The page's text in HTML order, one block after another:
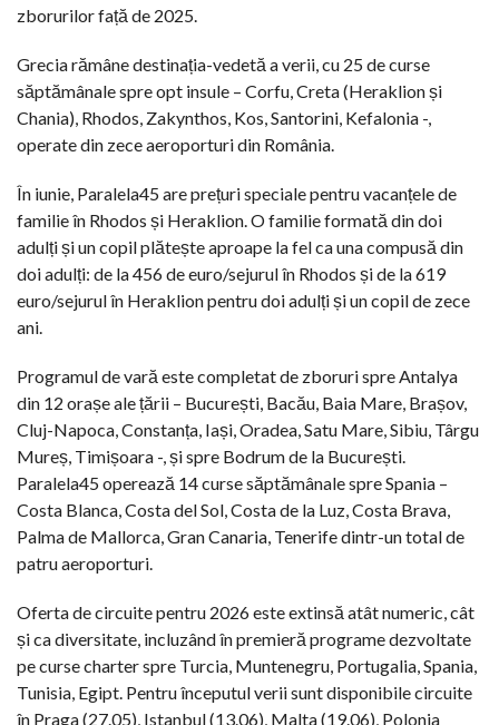
zborurilor față de 2025.
Grecia rămâne destinația-vedetă a verii, cu 25 de curse
săptămânale spre opt insule – Corfu, Creta (Heraklion și
Chania), Rhodos, Zakynthos, Kos, Santorini, Kefalonia -,
operate din zece aeroporturi din România.
În iunie, Paralela45 are prețuri speciale pentru vacanțele de
familie în Rhodos și Heraklion. O familie formată din doi
adulți și un copil plătește aproape la fel ca una compusă din
doi adulți: de la 456 de euro/sejurul în Rhodos și de la 619
euro/sejurul în Heraklion pentru doi adulți și un copil de zece
ani.
Programul de vară este completat de zboruri spre Antalya
din 12 orașe ale țării – București, Bacău, Baia Mare, Brașov,
Cluj-Napoca, Constanța, Iași, Oradea, Satu Mare, Sibiu, Târgu
Mureș, Timișoara -, și spre Bodrum de la București.
Paralela45 operează 14 curse săptămânale spre Spania –
Costa Blanca, Costa del Sol, Costa de la Luz, Costa Brava,
Palma de Mallorca, Gran Canaria, Tenerife dintr-un total de
patru aeroporturi.
Oferta de circuite pentru 2026 este extinsă atât numeric, cât
și ca diversitate, incluzând în premieră programe dezvoltate
pe curse charter spre Turcia, Muntenegru, Portugalia, Spania,
Tunisia, Egipt. Pentru începutul verii sunt disponibile circuite
în Praga (27.05), Istanbul (13.06), Malta (19.06), Polonia